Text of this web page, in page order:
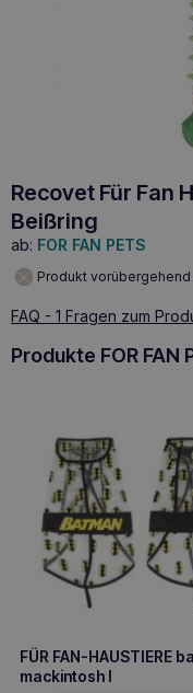
Recovet Für Fan
Beißring
ab: FOR FAN PETS
Produkt
FAQ - 1 Fragen zum
Produkte FOR FAN
FÜR FAN-HAUSTIERE
mackintosh l